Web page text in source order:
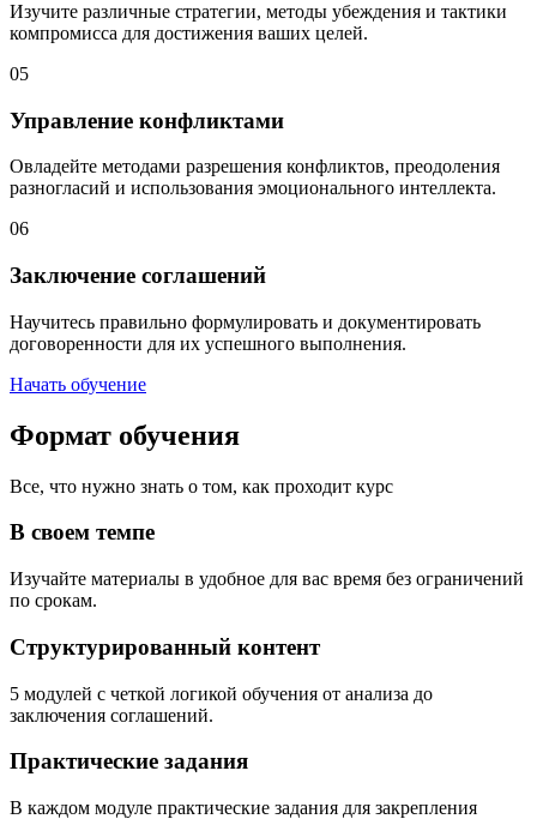
Изучите различные стратегии, методы убеждения и тактики
компромисса для достижения ваших целей.
05
Управление конфликтами
Овладейте методами разрешения конфликтов, преодоления
разногласий и использования эмоционального интеллекта.
06
Заключение соглашений
Научитесь правильно формулировать и документировать
договоренности для их успешного выполнения.
Начать обучение
Формат обучения
Все, что нужно знать о том, как проходит курс
В своем темпе
Изучайте материалы в удобное для вас время без ограничений
по срокам.
Структурированный контент
5 модулей с четкой логикой обучения от анализа до
заключения соглашений.
Практические задания
В каждом модуле практические задания для закрепления